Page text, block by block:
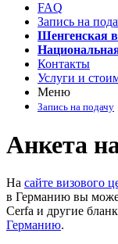
FAQ
Запись на
Шенгенская
Контакты
Услуги и
Меню
Запись на подачу
Анкета
На сайте визового
в Германию вы
Cerfa и другие
Германию.